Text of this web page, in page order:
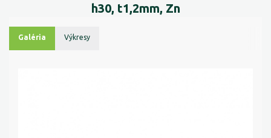
h30, t1,2mm, Zn
Galéria Výkresy